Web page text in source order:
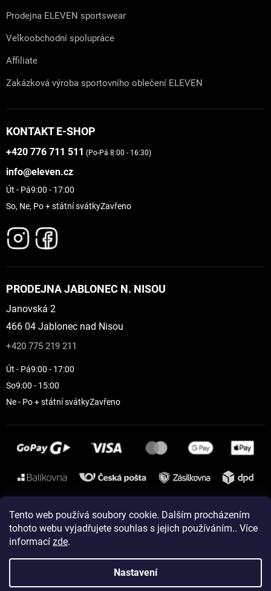
Tento web používá soubory cookie. Dalším procházením
tohoto webu vyjadřujete souhlas s jejich používáním.. Více
informací zde.
Nastavení
Prodejna ELEVEN sportswear
Velkoobchodní spolupráce
Affiliate
Zakázková výroba sportovního oblečení ELEVEN
KONTAKT E-SHOP
+420 776 711 511 (Po-Pá 8:00 - 16:30)
info@eleven.cz
Út - Pá9:00 - 17:00
So, Ne, Po + státní svátkyZavřeno
PRODEJNA JABLONEC N. NISOU
Janovská 2
466 04 Jablonec nad Nisou
+420 775 219 211
Út - Pá9:00 - 17:00
So9:00 - 15:00
Ne - Po + státní svátkyZavřeno
Instagram
Vytvořil Shoptet